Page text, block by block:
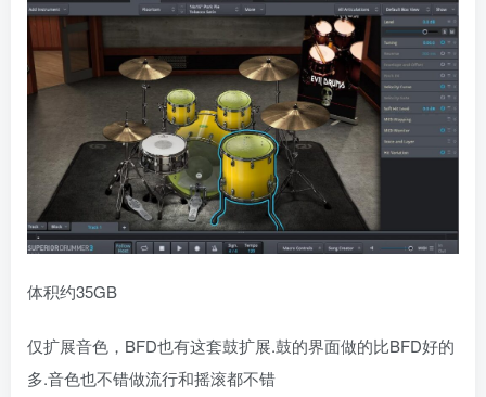
体积约35GB
仅扩展音色，BFD也有这套鼓扩展.鼓的界面做的比BFD好的
多.音色也不错做流行和摇滚都不错